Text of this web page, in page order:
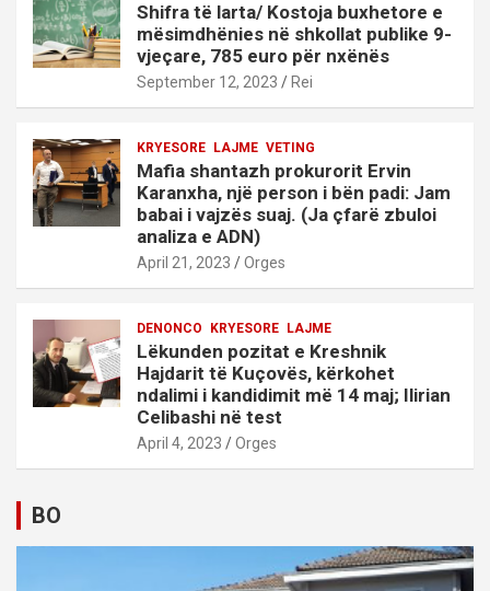
Shifra të larta/ Kostoja buxhetore e
mësimdhënies në shkollat publike 9-
vjeçare, 785 euro për nxënës
September 12, 2023 Rei
KRYESORE LAJME VETING
Mafia shantazh prokurorit Ervin
Karanxha, një person i bën padi: Jam
babai i vajzës suaj. (Ja çfarë zbuloi
analiza e ADN)
April 21, 2023 Orges
DENONCO KRYESORE LAJME
Lëkunden pozitat e Kreshnik
Hajdarit të Kuçovës, kërkohet
ndalimi i kandidimit më 14 maj; Ilirian
Celibashi në test
April 4, 2023 Orges
BO